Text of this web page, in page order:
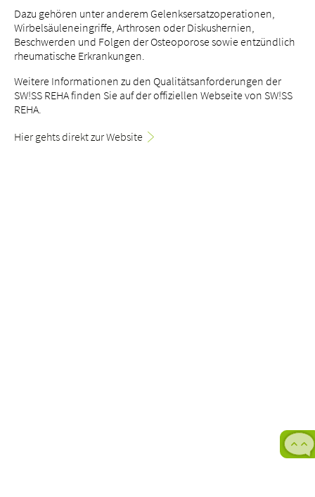
Notaufnahme
Dazu gehören unter anderem Gelenksersatzoperationen,
Wirbelsäuleneingriffe, Arthrosen oder Diskushernien,
Beschwerden und Folgen der Osteoporose sowie entzündlich
rheumatische Erkrankungen.
Weitere Informationen zu den Qualitätsanforderungen der
SW!SS REHA finden Sie auf der offiziellen Webseite von SW!SS
REHA.
Hier gehts direkt zur Website